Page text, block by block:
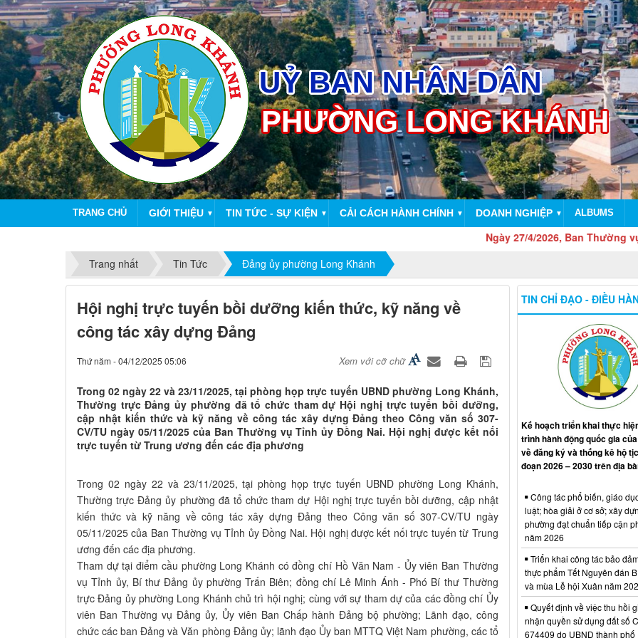
TRANG CHỦ GIỚI THIỆU ▼ TIN TỨC - SỰ KIỆN ▼ CẢI CÁCH HÀNH CHÍNH ▼ DOANH NGHIỆP ▼ ALBUMS
Ngày 27/4/2026, Ban Thường vụ Tỉnh
Trang nhất
Tin Tức Đảng ủy phường Long Khánh
Hội nghị trực tuyến bồi dưỡng kiến thức, kỹ năng về
công tác xây dựng Đảng
Thứ năm - 04/12/2025 05:06 Xem với cỡ chữ
Trong 02 ngày 22 và 23/11/2025, tại phòng họp trực tuyến UBND phường Long Khánh,
Thường trực Đảng ủy phường đã tổ chức tham dự Hội nghị trực tuyến bồi dưỡng,
cập nhật kiến thức và kỹ năng về công tác xây dựng Đảng theo Công văn số 307-
CV/TU ngày 05/11/2025 của Ban Thường vụ Tỉnh ủy Đồng Nai. Hội nghị được kết nối
trực tuyến từ Trung ương đến các địa phương
Trong 02 ngày 22 và 23/11/2025, tại phòng họp trực tuyến UBND phường Long Khánh,
Thường trực Đảng ủy phường đã tổ chức tham dự Hội nghị trực tuyến bồi dưỡng, cập nhật
kiến thức và kỹ năng về công tác xây dựng Đảng theo Công văn số 307-CV/TU ngày
05/11/2025 của Ban Thường vụ Tỉnh ủy Đồng Nai. Hội nghị được kết nối trực tuyến từ Trung
ương đến các địa phương.
Tham dự tại điểm cầu phường Long Khánh có đồng chí Hồ Văn Nam - Ủy viên Ban Thường
vụ Tỉnh ủy, Bí thư Đảng ủy phường Trấn Biên; đồng chí Lê Minh Ánh - Phó Bí thư Thường
trực Đảng ủy phường Long Khánh chủ trì hội nghị; cùng với sự tham dự của các đồng chí Ủy
viên Ban Thường vụ Đảng ủy, Ủy viên Ban Chấp hành Đảng bộ phường; Lãnh đạo, công
chức các ban Đảng và Văn phòng Đảng ủy; lãnh đạo Ủy ban MTTQ Việt Nam phường, các tổ
TIN CHỈ ĐẠO - ĐIỀU
Kế hoạch triển khai thực
trình hành động quốc gia
về đăng ký và thống kê hộ
đoạn 2026 – 2030 trên địa
Công tác phổ biến, giáo
luật; hòa giải ở cơ sở; xây
phường đạt chuẩn tiếp cận
năm 2026
Triển khai công tác bảo
thực phẩm Tết Nguyên đán
và mùa Lễ hội Xuân năm
Quyết định về việc thu hồi
nhận quyền sử dụng đất số
674409 do UBND thành phố